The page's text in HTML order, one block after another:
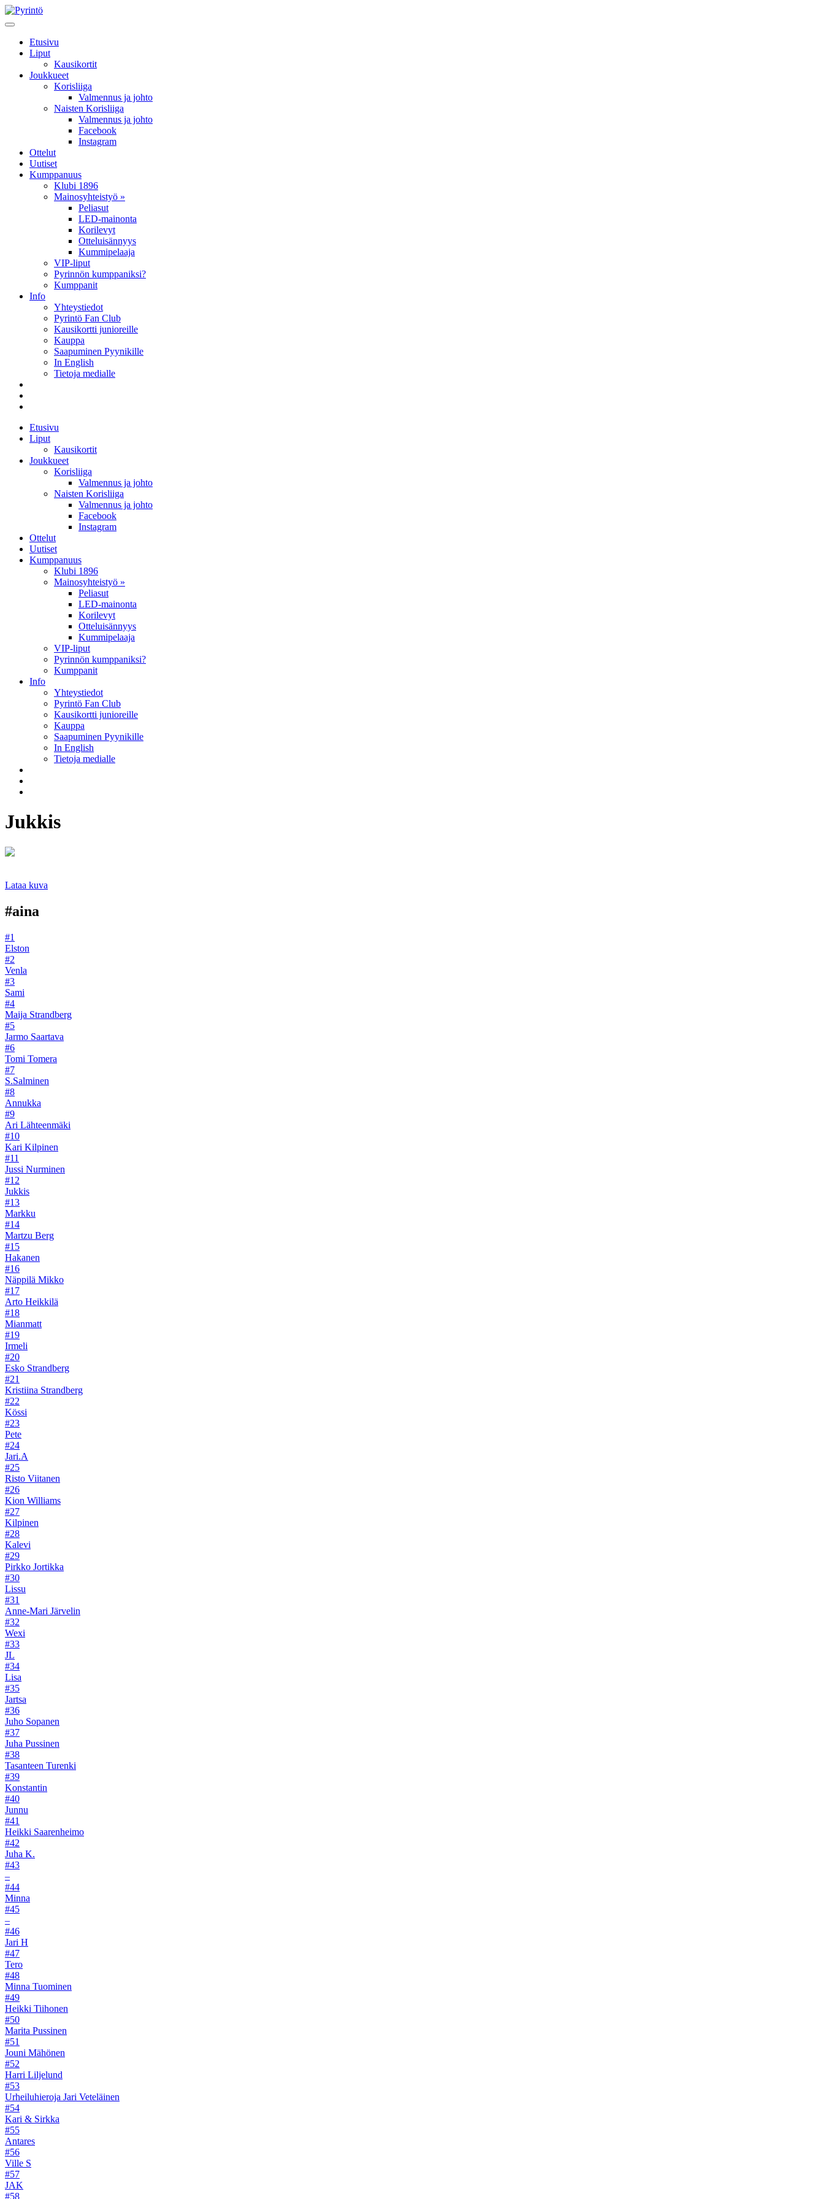
Etusivu
Liput
Kausikortit
Joukkueet
Korisliiga
Valmennus ja johto
Naisten Korisliiga
Valmennus ja johto
Facebook
Instagram
Ottelut
Uutiset
Kumppanuus
Klubi 1896
Mainosyhteistyö »
Peliasut
LED-mainonta
Korilevyt
Otteluisännyys
Kummipelaaja
VIP-liput
Pyrinnön kumppaniksi?
Kumppanit
Info
Yhteystiedot
Pyrintö Fan Club
Kausikortti junioreille
Kauppa
Saapuminen Pyynikille
In English
Tietoja medialle
Etusivu
Liput
Kausikortit
Joukkueet
Korisliiga
Valmennus ja johto
Naisten Korisliiga
Valmennus ja johto
Facebook
Instagram
Ottelut
Uutiset
Kumppanuus
Klubi 1896
Mainosyhteistyö »
Peliasut
LED-mainonta
Korilevyt
Otteluisännyys
Kummipelaaja
VIP-liput
Pyrinnön kumppaniksi?
Kumppanit
Info
Yhteystiedot
Pyrintö Fan Club
Kausikortti junioreille
Kauppa
Saapuminen Pyynikille
In English
Tietoja medialle
Jukkis
Lataa kuva
#aina
#1
Elston
#2
Venla
#3
Sami
#4
Maija Strandberg
#5
Jarmo Saartava
#6
Tomi Tomera
#7
S.Salminen
#8
Annukka
#9
Ari Lähteenmäki
#10
Kari Kilpinen
#11
Jussi Nurminen
#12
Jukkis
#13
Markku
#14
Martzu Berg
#15
Hakanen
#16
Näppilä Mikko
#17
Arto Heikkilä
#18
Mianmatt
#19
Irmeli
#20
Esko Strandberg
#21
Kristiina Strandberg
#22
Kössi
#23
Pete
#24
Jari.A
#25
Risto Viitanen
#26
Kion Williams
#27
Kilpinen
#28
Kalevi
#29
Pirkko Jortikka
#30
Lissu
#31
Anne-Mari Järvelin
#32
Wexi
#33
JL
#34
Lisa
#35
Jartsa
#36
Juho Sopanen
#37
Juha Pussinen
#38
Tasanteen Turenki
#39
Konstantin
#40
Junnu
#41
Heikki Saarenheimo
#42
Juha K.
#43
–
#44
Minna
#45
–
#46
Jari H
#47
Tero
#48
Minna Tuominen
#49
Heikki Tiihonen
#50
Marita Pussinen
#51
Jouni Mähönen
#52
Harri Liljelund
#53
Urheiluhieroja Jari Veteläinen
#54
Kari & Sirkka
#55
Antares
#56
Ville S
#57
JAK
#58